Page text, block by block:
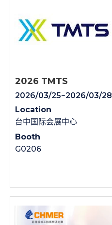
2026 TMTS
2026/03/25~2026/03/28
Location
台中国际会展中心
Booth
G0206